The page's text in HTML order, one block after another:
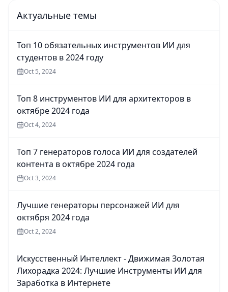
Актуальные темы
Топ 10 обязательных инструментов ИИ для
студентов в 2024 году
Oct 5, 2024
Топ 8 инструментов ИИ для архитекторов в
октябре 2024 года
Oct 4, 2024
Топ 7 генераторов голоса ИИ для создателей
контента в октябре 2024 года
Oct 3, 2024
Лучшие генераторы персонажей ИИ для
октября 2024 года
Oct 2, 2024
Искусственный Интеллект - Движимая Золотая
Лихорадка 2024: Лучшие Инструменты ИИ для
Заработка в Интернете